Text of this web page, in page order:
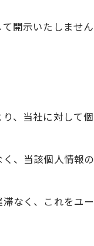
開示いたしません
、当社に対して
、当該個人情報
なく、これをユー